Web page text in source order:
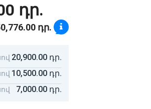
դր.
դր.
20,900.00 դր.
10,500.00 դր.
7,000.00 դր.